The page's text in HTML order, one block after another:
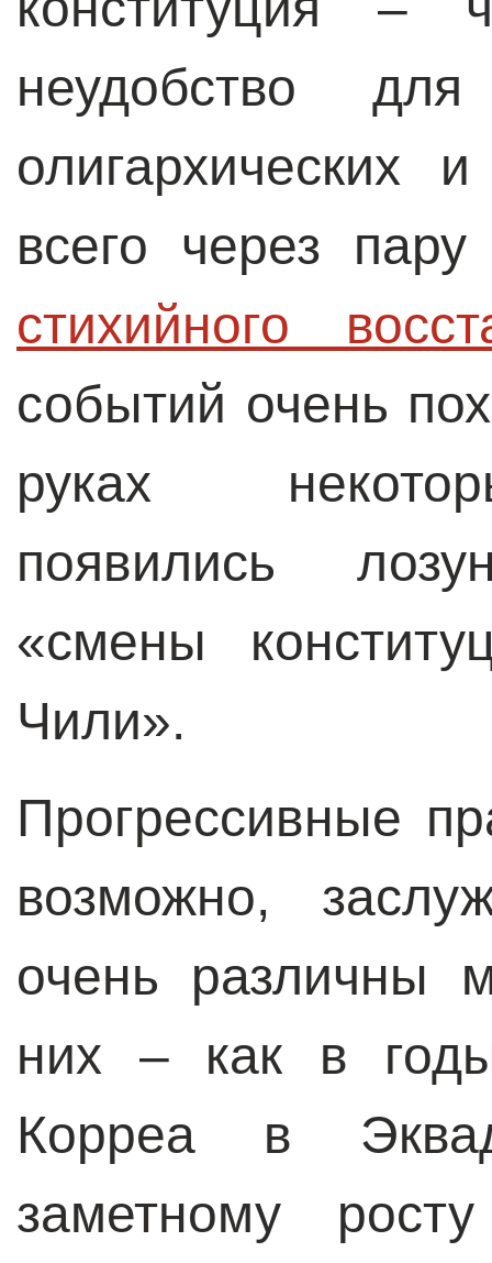
неудобство
олигархических
всего через
стихийного
событий очень
руках
появились
«смены
Чили».
Прогрессивные
возможно,
очень различны
них – как в
Корреа в
заметному